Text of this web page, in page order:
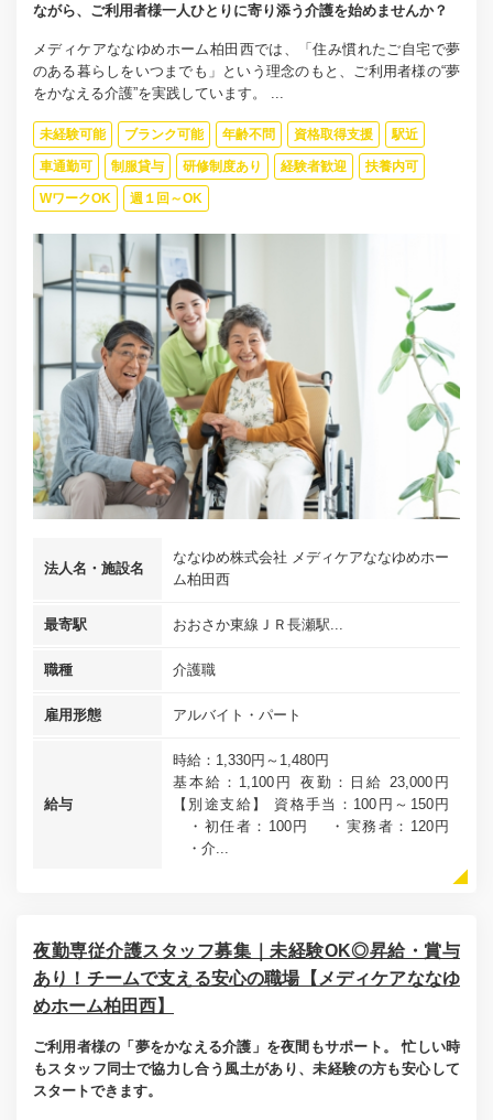
ながら、ご利用者様一人ひとりに寄り添う介護を始めませんか？
メディケアななゆめホーム柏田西では、「住み慣れたご自宅で夢
のある暮らしをいつまでも」という理念のもと、ご利用者様の“夢
をかなえる介護”を実践しています。 ...
未経験可能 ブランク可能 年齢不問 資格取得支援 駅近
車通勤可 制服貸与 研修制度あり 経験者歓迎 扶養内可
WワークOK 週１回～OK
法人名・施設名
ななゆめ株式会社 メディケアななゆめホー
ム柏田西
最寄駅 おおさか東線ＪＲ長瀬駅...
職種 介護職
雇用形態 アルバイト・パート
給与
時給：1,330円～1,480円
基本給：1,100円 夜勤：日給 23,000円
【別途支給】 資格手当：100円～150円
・初任者：100円 ・実務者：120円
・介...
夜勤専従介護スタッフ募集｜未経験OK◎昇給・賞与
あり！チームで支える安心の職場【メディケアななゆ
めホーム柏田西】
ご利用者様の「夢をかなえる介護」を夜間もサポート。 忙しい時
もスタッフ同士で協力し合う風土があり、未経験の方も安心して
スタートできます。